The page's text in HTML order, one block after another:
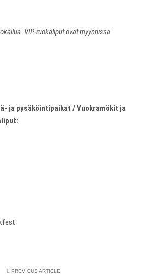
VIP-ruokaliput ovat myynnissä
ja pysäköintipaikat / Vuokramökit ja
PREVIOUS ARTICLE